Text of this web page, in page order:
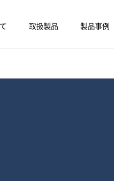
取扱製品 製品事例